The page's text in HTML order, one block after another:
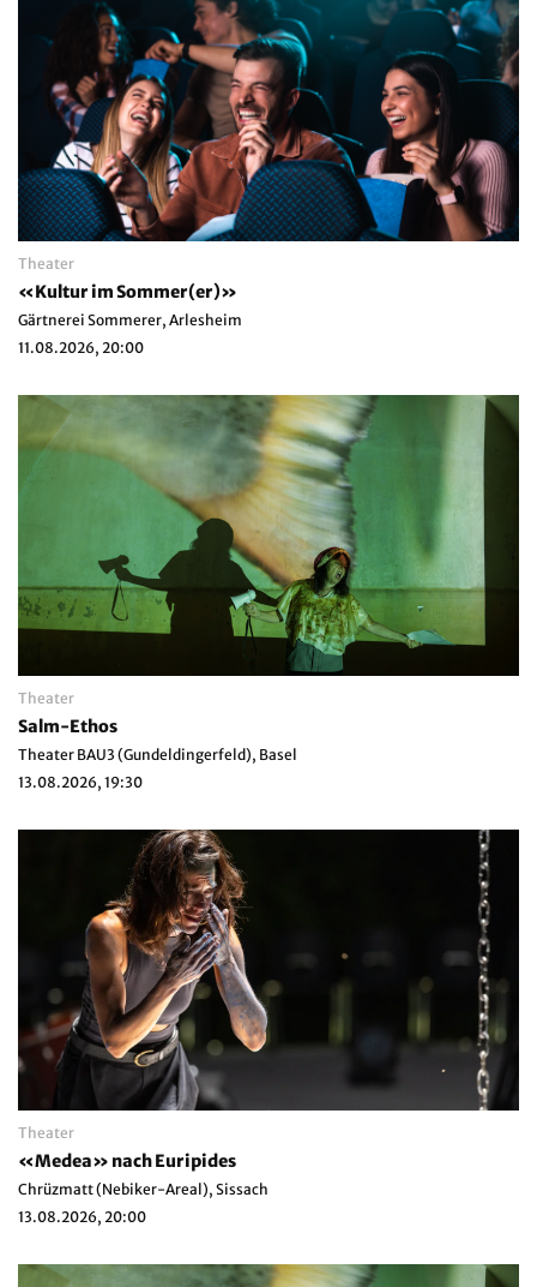
Theater
«Kultur im Sommer(er)»
Gärtnerei Sommerer, Arlesheim
11.08.2026, 20:00
Theater
Salm-Ethos
Theater BAU3 (Gundeldingerfeld), Basel
13.08.2026, 19:30
Theater
«Medea» nach Euripides
Chrüzmatt (Nebiker-Areal), Sissach
13.08.2026, 20:00